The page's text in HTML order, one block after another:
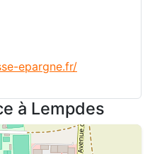
epargne.fr/
à Lempdes